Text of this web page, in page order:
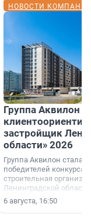
НОВОСТИ
Группа Аквилон
застройщик
области» 2026
Группа Аквилон стала
победителей конкурса
строительная
Ленинградской области
номинации «Самый
застройщик
6 августа, 16:50